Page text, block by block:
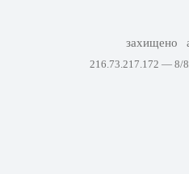
захищено
216.73.217.172 — 8/